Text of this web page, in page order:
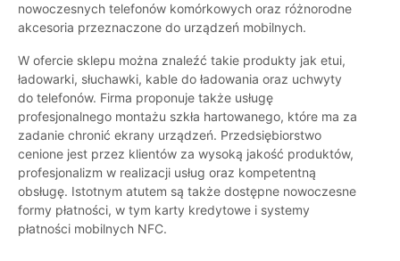
nowoczesnych telefonów komórkowych oraz różnorodne
akcesoria przeznaczone do urządzeń mobilnych.
W ofercie sklepu można znaleźć takie produkty jak etui,
ładowarki, słuchawki, kable do ładowania oraz uchwyty
do telefonów. Firma proponuje także usługę
profesjonalnego montażu szkła hartowanego, które ma za
zadanie chronić ekrany urządzeń. Przedsiębiorstwo
cenione jest przez klientów za wysoką jakość produktów,
profesjonalizm w realizacji usług oraz kompetentną
obsługę. Istotnym atutem są także dostępne nowoczesne
formy płatności, w tym karty kredytowe i systemy
płatności mobilnych NFC.